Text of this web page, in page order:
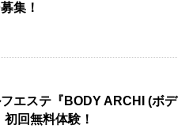
集！
エステ『BODY ARCHI (ボデ
初回無料体験！